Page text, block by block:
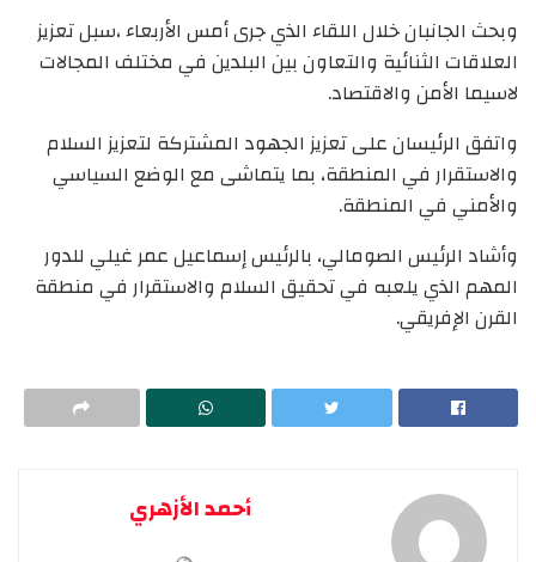
وبحث الجانبان خلال اللقاء الذي جرى أمس الأربعاء ،سبل تعزيز
العلاقات الثنائية والتعاون بين البلدين في مختلف المجالات
لاسيما الأمن والاقتصاد.
واتفق الرئيسان على تعزيز الجهود المشتركة لتعزيز السلام
والاستقرار في المنطقة، بما يتماشى مع الوضع السياسي
والأمني ​​في المنطقة.
وأشاد الرئيس الصومالي، بالرئيس إسماعيل عمر غيلي للدور
المهم الذي يلعبه في تحقيق السلام والاستقرار في منطقة
القرن الإفريقي.
أحمد الأزهري